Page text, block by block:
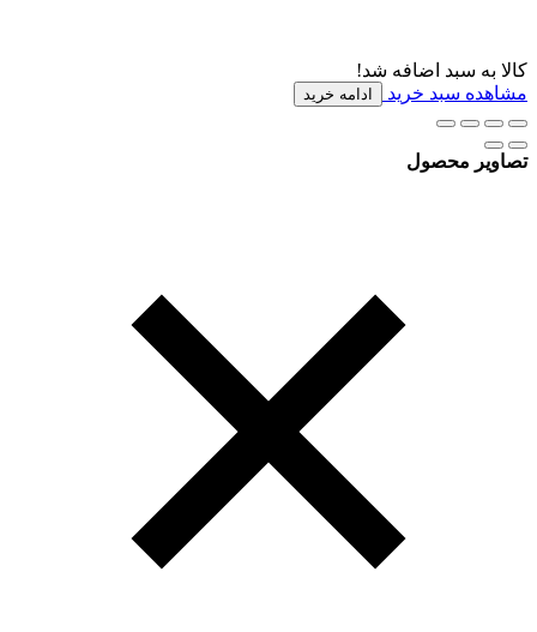
کالا به سبد اضافه شد!
مشاهده سبد خرید
ادامه خرید
تصاویر محصول